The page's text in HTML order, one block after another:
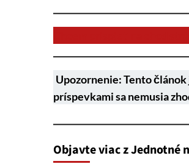
Upozornenie: Tento
príspevkami sa nemusia
Objavte viac z Jednotné